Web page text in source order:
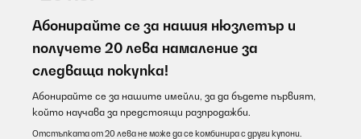
Абонирайте се за нашия нюзлетър и
получете 20 лева намаление за
следваща покупка!
Абонирайте се за нашите имейли, за да бъдете първият,
който научава за предстоящи разпродажби.
Отстъпката от 20 лева не може да се комбинира с други купони.